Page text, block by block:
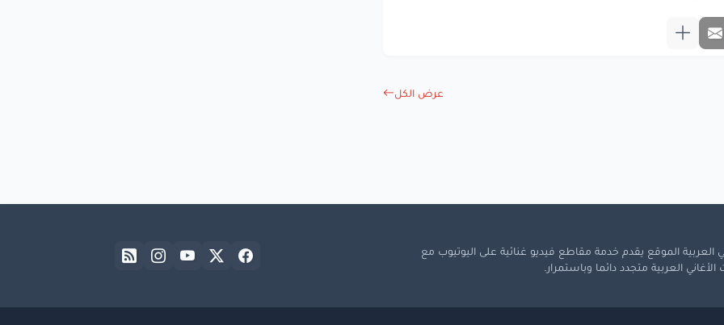
عرض الكل
العربية الموقع يقدم خدمة مقاطع فيديو غنائية على اليوتيوب مع
العربية متجدد دائما وباستمرار.